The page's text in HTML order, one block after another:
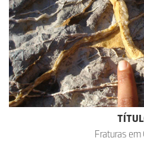
Fraturas em